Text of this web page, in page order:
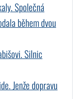
Společná
během dvou
Silnic
Jenže dopravu